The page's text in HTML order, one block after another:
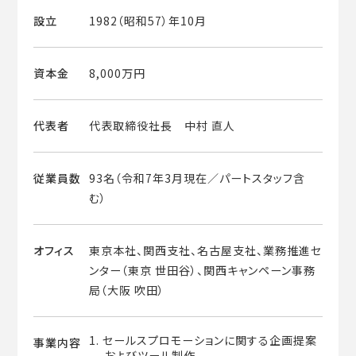
設立 1982（昭和57）年10月
資本金 8,000万円
代表者 代表取締役社長 中村 直人
従業員数
93名（令和7年3月現在／パートスタッフ含
む）
オフィス
東京本社、関西支社、名古屋支社、業務推進セ
ンター（東京 世田谷）、関西キャンペーン事務
局（大阪 吹田）
事業内容 1. セールスプロモーションに関する企画提案